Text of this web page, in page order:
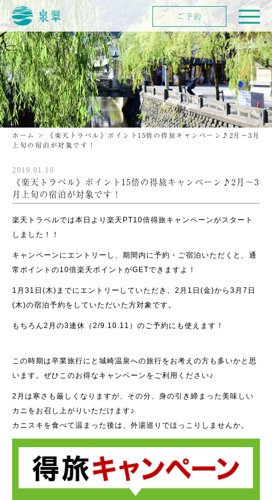
ホーム >
《楽天トラベル》ポイント15倍の得旅キャンペーン♪2月～3月
上旬の宿泊が対象です！
2019.01.10
《楽天トラベル》ポイント15倍の得旅キャンペーン♪2月～3
月上旬の宿泊が対象です！
楽天トラベルでは本日より楽天PT10倍得旅キャンペーンがスタート
しました！！
キャンペーンにエントリーし、期間内に予約・ご宿泊いただくと、通
常ポイントの10倍楽天ポイントがGETできますよ！
1月31日(木)までにエントリーしていただき、2月1日(金)から3月7日
(木)の宿泊予約をしていただいた方対象です。
もちろん2月の3連休（2/9.10.11）のご予約にも使えます！
この時期は卒業旅行にと城崎温泉への旅行をお考えの方も多いかと思
います。ぜひこのお得なキャンペーンをご利用ください♪
2月は寒さも厳しくなりますが、その分、身の引き締まった美味しい
カニをお召し上がりいただけます♪
カニスキを食べて温まった後は、外湯巡りでほっこりしませんか。
ご予約